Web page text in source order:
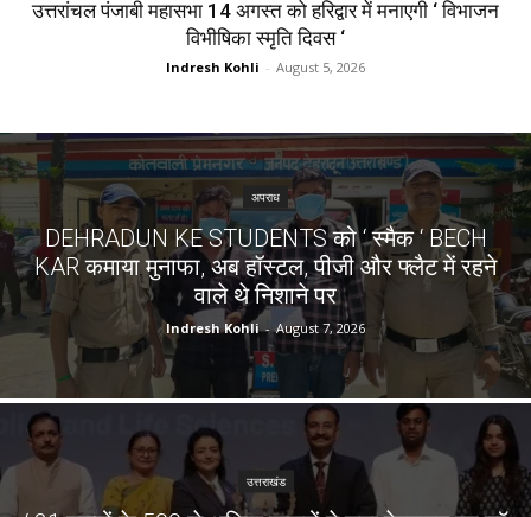
उत्तरांचल पंजाबी महासभा 14 अगस्त को हरिद्वार में मनाएगी ‘ विभाजन
विभीषिका स्मृति दिवस ‘
Indresh Kohli - August 5, 2026
अपराध
DEHRADUN KE STUDENTS को ‘ स्मैक ‘ BECH
KAR कमाया मुनाफा, अब हॉस्टल, पीजी और फ्लैट में रहने
वाले थे निशाने पर
Indresh Kohli - August 7, 2026
उत्तराखंड